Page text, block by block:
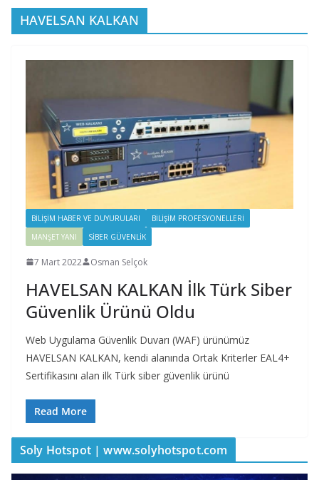
HAVELSAN KALKAN
BILIŞIM HABER VE DUYURULARI
BILIŞIM PROFESYONELLERI
MANŞET YANI
SIBER GÜVENLIK
7 Mart 2022 Osman Selçok
HAVELSAN KALKAN İlk Türk Siber
Güvenlik Ürünü Oldu
Web Uygulama Güvenlik Duvarı (WAF) ürünümüz
HAVELSAN KALKAN, kendi alanında Ortak Kriterler EAL4+
Sertifikasını alan ilk Türk siber güvenlik ürünü
Read More
Soly Hotspot | www.solyhotspot.com